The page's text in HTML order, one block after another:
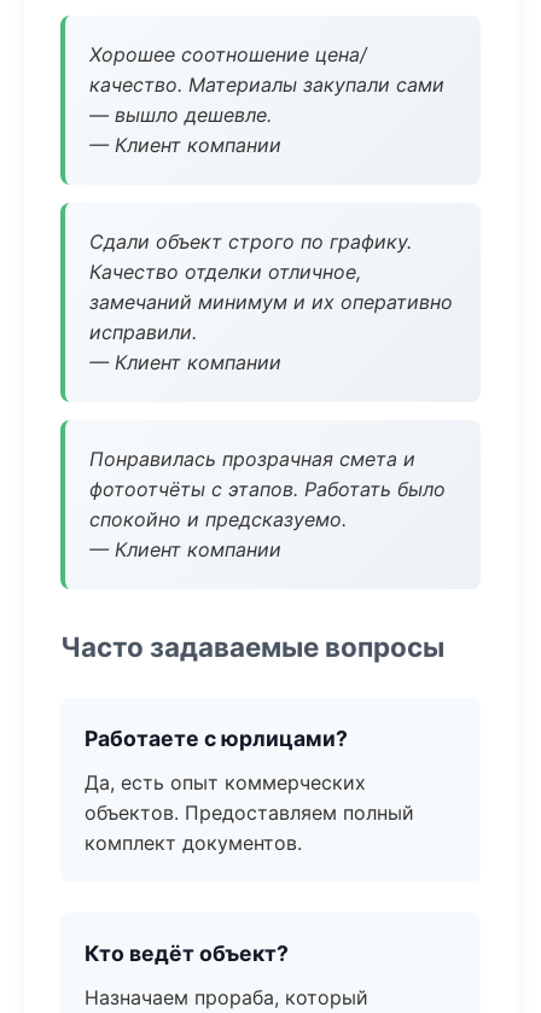
Хорошее соотношение цена/
качество. Материалы закупали сами
— вышло дешевле.
— Клиент компании
Сдали объект строго по графику.
Качество отделки отличное,
замечаний минимум и их оперативно
исправили.
— Клиент компании
Понравилась прозрачная смета и
фотоотчёты с этапов. Работать было
спокойно и предсказуемо.
— Клиент компании
Часто задаваемые вопросы
Работаете с юрлицами?
Да, есть опыт коммерческих
объектов. Предоставляем полный
комплект документов.
Кто ведёт объект?
Назначаем прораба, который